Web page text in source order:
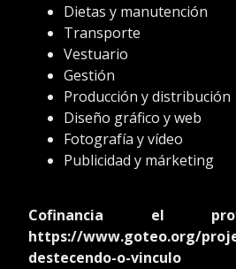
Dietas y manutención
Transporte
Vestuario
Gestión
Producción y distribución
Diseño gráfico y web
Fotografía y vídeo
Publicidad y márketing
Cofinancia el
https://www.goteo.org/
destecendo-o-vinculo